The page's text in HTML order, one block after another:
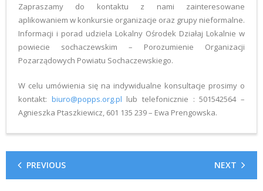
Zapraszamy do kontaktu z nami zainteresowane
aplikowaniem w konkursie organizacje oraz grupy nieformalne.
Informacji i porad udziela Lokalny Ośrodek Działaj Lokalnie w
powiecie sochaczewskim – Porozumienie Organizacji
Pozarządowych Powiatu Sochaczewskiego.
W celu umówienia się na indywidualne konsultacje prosimy o
kontakt: biuro@popps.org.pl lub telefonicznie : 501542564 –
Agnieszka Ptaszkiewicz, 601 135 239 – Ewa Prengowska.
PREVIOUS NEXT